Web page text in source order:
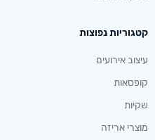
קטגוריות נפוצות
עיצוב אירועים
קופסאות
שקיות
מוצרי אריזה